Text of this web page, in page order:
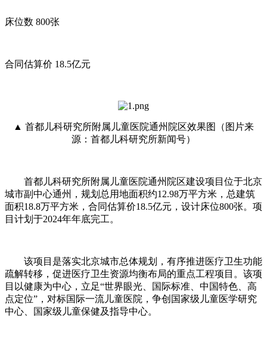
床位数 800张
合同估算价 18.5亿元
▲ 首都儿科研究所附属儿童医院通州院区效果图（图片来
源：首都儿科研究所新闻号）
首都儿科研究所附属儿童医院通州院区建设项目位于北京
城市副中心通州，规划总用地面积约12.98万平方米，总建筑
面积18.8万平方米，合同估算价18.5亿元，设计床位800张。项
目计划于2024年年底完工。
该项目是落实北京城市总体规划，有序推进医疗卫生功能
疏解转移，促进医疗卫生资源均衡布局的重点工程项目。该项
目以健康为中心，立足“世界眼光、国际标准、中国特色、高
点定位”，对标国际一流儿童医院，争创国家级儿童医学研究
中心、国家级儿童保健及指导中心。